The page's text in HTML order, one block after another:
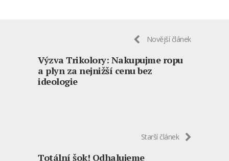
Novější článek
Výzva Trikolory: Nakupujme ropu
a plyn za nejnižší cenu bez
ideologie
Starší článek
Totální šok! Odhalujeme